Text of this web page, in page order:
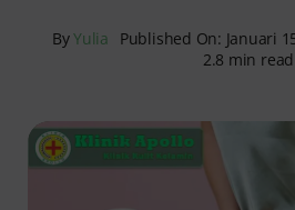
ByYulia Published On: Januari
2.8 min read